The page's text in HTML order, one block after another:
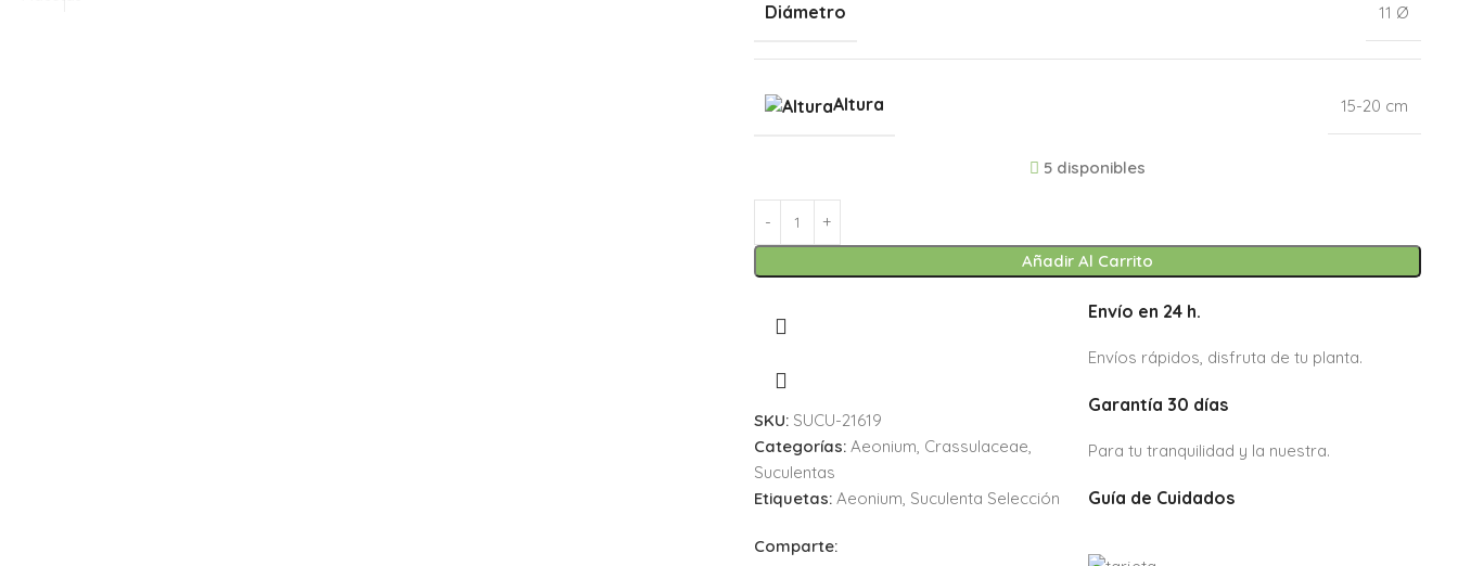
Diámetro 11 Ø
Altura 15-20 cm
5 disponibles
Añadir Al Carrito
SKU: SUCU-21619
Categorías: Aeonium, Crassulaceae,
Suculentas
Etiquetas: Aeonium, Suculenta Selección
Comparte:
Envío en 24 h.
Envíos rápidos, disfruta de tu planta.
Garantía 30 días
Para tu tranquilidad y la nuestra.
Guía de Cuidados